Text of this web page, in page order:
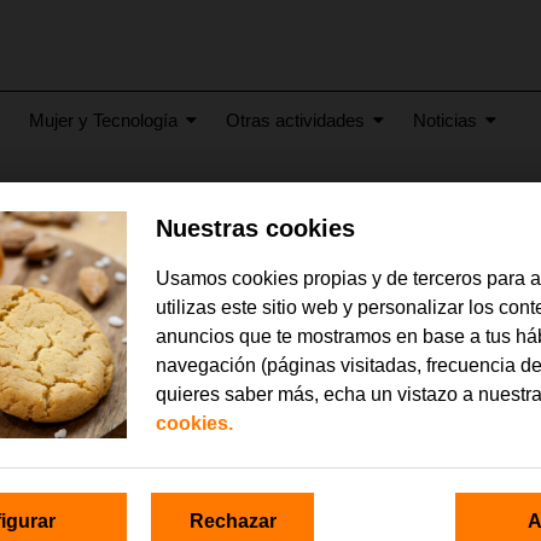
Mujer y Tecnología Otras actividades Noticias
Aula EDYTA en
Secretariado Gitano Gijón cuenta con
del programa EDYTA de Fundación
ha contado con la participación de:
Director Fundación Secretariado Gitano Asturias,
Infancia y Juventud del Ayuntamiento de Gijón.Nuria Varela
Díaz Sánchez, Departamento de Empleo de la Fundación
2017 y trabajadora de la FSG en Gijón,
Nuestras cookies
Usamos cookies propias y de terceros para
utilizas este sitio web y personalizar los
anuncios que te mostramos en base a tus
navegación (páginas visitadas, frecuencia
quieres saber más, echa un vistazo a nuestra
cookies.
Rechazar